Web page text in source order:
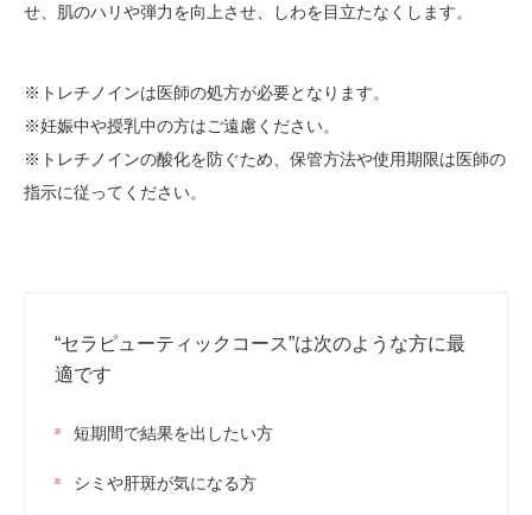
せ、肌のハリや弾力を向上させ、しわを目立たなくします。
※トレチノインは医師の処方が必要となります。
※妊娠中や授乳中の方はご遠慮ください。
※トレチノインの酸化を防ぐため、保管方法や使用期限は医師の
指示に従ってください。
“セラピューティックコース”は次のような方に最
適です
短期間で結果を出したい方
シミや肝斑が気になる方